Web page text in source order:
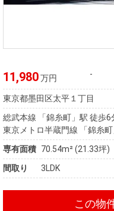
11,980万円 -
東京都墨田区太平１丁目
総武本線 「錦糸町」駅 徒歩6
東京メトロ半蔵門線 「錦糸
専有面積 70.54m² (21.33坪)
間取り
3LDK
この物